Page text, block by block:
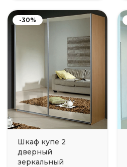
-30%
Шкаф купе 2
дверный
зеркальный